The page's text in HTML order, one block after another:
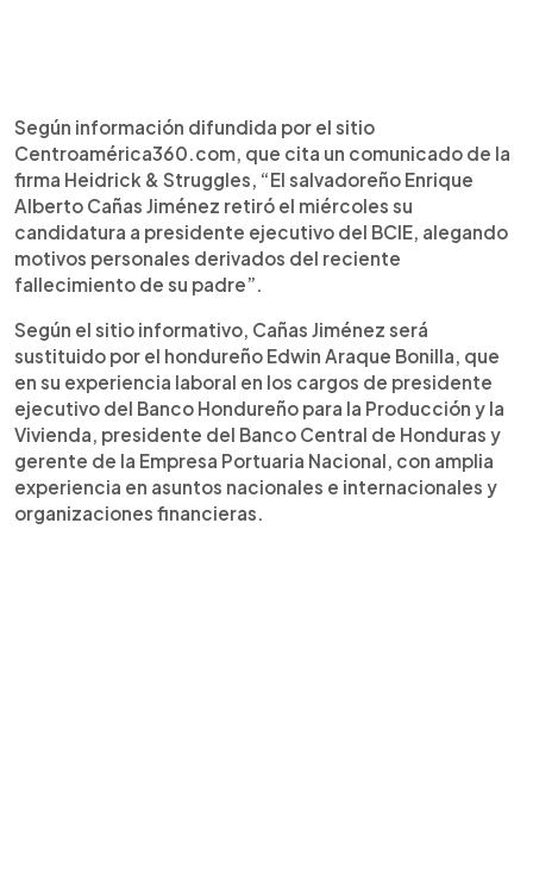
Según información difundida por el sitio
Centroamérica360.com, que cita un comunicado de la
firma Heidrick & Struggles, “El salvadoreño Enrique
Alberto Cañas Jiménez retiró el miércoles su
candidatura a presidente ejecutivo del BCIE, alegando
motivos personales derivados del reciente
fallecimiento de su padre”.
Según el sitio informativo, Cañas Jiménez será
sustituido por el hondureño Edwin Araque Bonilla, que
en su experiencia laboral en los cargos de presidente
ejecutivo del Banco Hondureño para la Producción y la
Vivienda, presidente del Banco Central de Honduras y
gerente de la Empresa Portuaria Nacional, con amplia
experiencia en asuntos nacionales e internacionales y
organizaciones financieras.